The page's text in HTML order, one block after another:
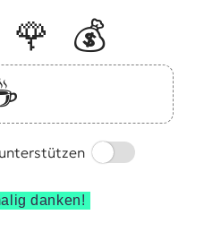
🌹
💰
Switch
danken!